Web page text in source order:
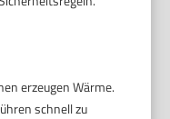
erzeugen Wärme.
schnell zu